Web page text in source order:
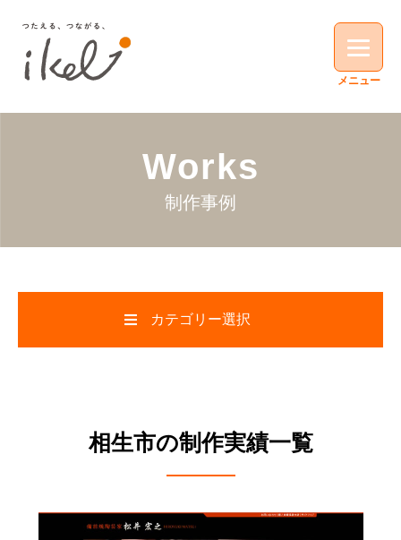
Works
制作事例
カテゴリー選択
相生市の制作実績一覧